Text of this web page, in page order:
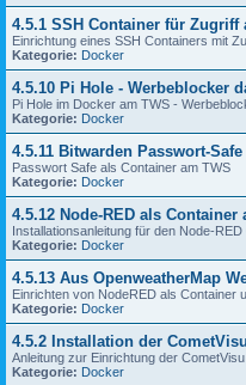
4.5.1 SSH Container für Zugriff
Einrichtung eines SSH Containers mit
Kategorie: Docker
4.5.10 Pi Hole - Werbeblocker
Pi Hole im Docker am TWS -
Kategorie: Docker
4.5.11 Bitwarden Passwort-
Passwort Safe als Container am TWS
Kategorie: Docker
4.5.12 Node-RED als Container
Installationsanleitung für den Node-RED
Kategorie: Docker
4.5.13 Aus OpenweatherMap
Einrichten von NodeRED als Container
Kategorie: Docker
4.5.2 Installation der
Anleitung zur Einrichtung der
Kategorie: Docker